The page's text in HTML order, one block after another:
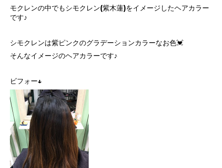
モクレンの中でもシモクレン(紫木蓮)をイメージしたヘアカラー
です♪
シモクレンは紫ピンクのグラデーションカラーなお色💓
そんなイメージのヘアカラーです♪
ビフォー↓